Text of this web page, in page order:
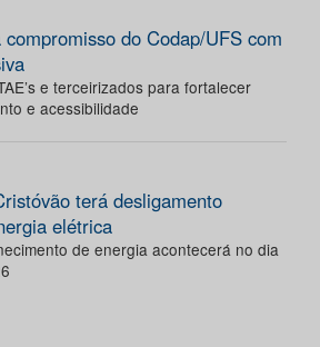
do Codap/UFS com
e terceirizados para fortalecer
e acessibilidade
terá desligamento
elétrica
de energia acontecerá no dia